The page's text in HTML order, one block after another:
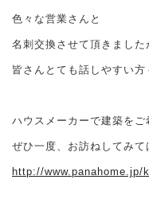
色々な営業さんと
名刺交換させて頂きました
皆さんとても話しやすい方
ハウスメーカーで建築をご
ぜひ一度、お訪ねしてみて
http://www.panahome.jp/